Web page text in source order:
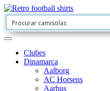
Clubes
Dinamarca
Aalborg
AC Horsens
Aarhus